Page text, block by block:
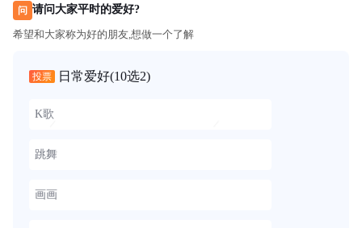
问 请问大家平时的爱好?
希望和大家称为好的朋友,想做一个了解
投票 日常爱好(10选2)
K歌
跳舞
画画